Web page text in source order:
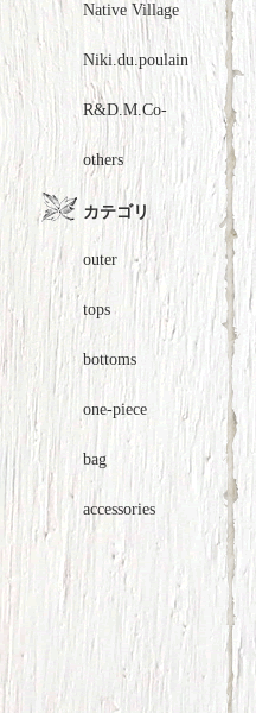
Native Village
Niki.du.poulain
R&D.M.Co-
others
カテゴリ
outer
tops
bottoms
one-piece
bag
accessories